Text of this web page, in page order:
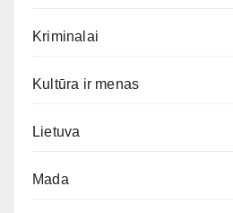
Kriminalai
Kultūra ir menas
Lietuva
Mada